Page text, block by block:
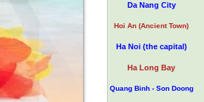
Da Nang City
Hoi An (Ancient Town)
Ha Noi (the capital)
Ha Long Bay
Quang Binh - Son Doong